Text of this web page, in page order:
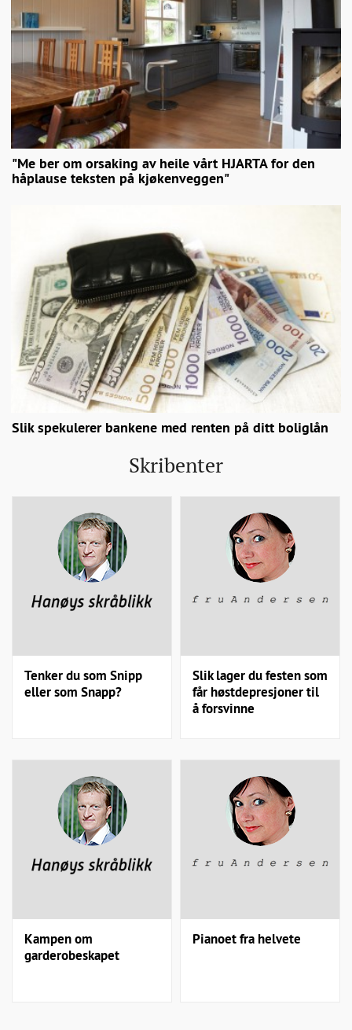
"Me ber om orsaking av heile vårt HJARTA for den
håplause teksten på kjøkenveggen"
Slik spekulerer bankene med renten på ditt boliglån
Skribenter
Tenker du som Snipp
eller som Snapp?
Slik lager du festen som
får høstdepresjoner til
å forsvinne
Kampen om
garderobeskapet
Pianoet fra helvete